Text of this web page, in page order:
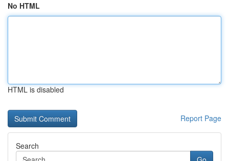
No HTML
HTML is disabled
Report Page
Search